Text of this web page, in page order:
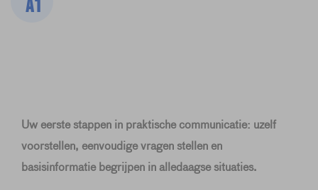
A1
Uw eerste stappen in praktische communicatie: uzelf
voorstellen, eenvoudige vragen stellen en
basisinformatie begrijpen in alledaagse situaties.